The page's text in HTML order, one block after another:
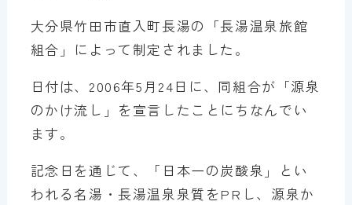
大分県竹田市直入町長湯の「長湯温泉旅館
組合」によって制定されました。
日付は、2006年5月24日に、同組合が「源泉
のかけ流し」を宣言したことにちなんでい
ます。
記念日を通じて、「日本一の炭酸泉」とい
われる名湯・長湯温泉泉質をPRし、源泉か